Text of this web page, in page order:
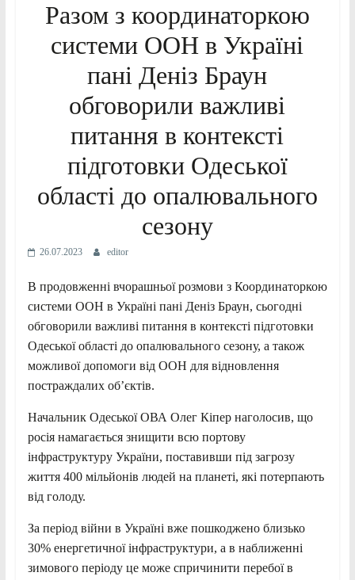
Разом з координаторкою
системи ООН в Україні
пані Деніз Браун
обговорили важливі
питання в контексті
підготовки Одеської
області до опалювального
сезону
26.07.2023 editor
В продовженні вчорашньої розмови з Координаторкою
системи ООН в Україні пані Деніз Браун, сьогодні
обговорили важливі питання в контексті підготовки
Одеської області до опалювального сезону, а також
можливої допомоги від ООН для відновлення
постраждалих об’єктів.
Начальник Одеської ОВА Олег Кіпер наголосив, що
росія намагається знищити всю портову
інфраструктуру України, поставивши під загрозу
життя 400 мільйонів людей на планеті, які потерпають
від голоду.
За період війни в Україні вже пошкоджено близько
30% енергетичної інфраструктури, а в наближенні
зимового періоду це може спричинити перебої в